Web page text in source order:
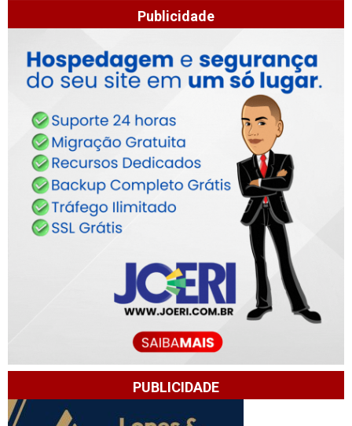
Publicidade
PUBLICIDADE